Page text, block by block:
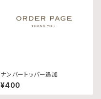
ナンバートッパー追加
¥400